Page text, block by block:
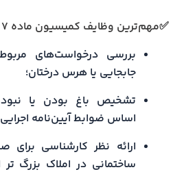
✅مهم‌ترین وظایف کمیسیون ماده ۷
بررسی درخواست‌های
جابجایی یا هرس درختان؛
تشخیص باغ بودن یا
اساس ضوابط آیین‌نامه
ارائه نظر کارشناسی برای